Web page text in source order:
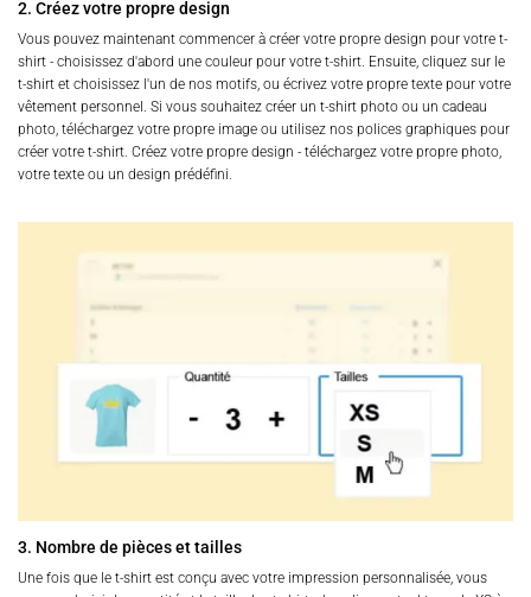
2. Créez votre propre design
Vous pouvez maintenant commencer à créer votre propre design pour votre t-
shirt - choisissez d'abord une couleur pour votre t-shirt. Ensuite, cliquez sur le
t-shirt et choisissez l'un de nos motifs, ou écrivez votre propre texte pour votre
vêtement personnel. Si vous souhaitez créer un t-shirt photo ou un cadeau
photo, téléchargez votre propre image ou utilisez nos polices graphiques pour
créer votre t-shirt. Créez votre propre design - téléchargez votre propre photo,
votre texte ou un design prédéfini.
3. Nombre de pièces et tailles
Une fois que le t-shirt est conçu avec votre impression personnalisée, vous